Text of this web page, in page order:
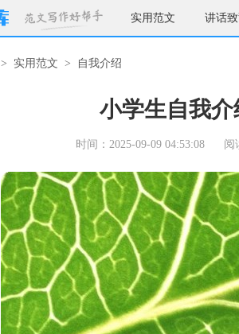
实用范文 讲话
> 实用范文 > 自我介绍
小学生自我介
时间：2025-09-09 04:53:08 阅